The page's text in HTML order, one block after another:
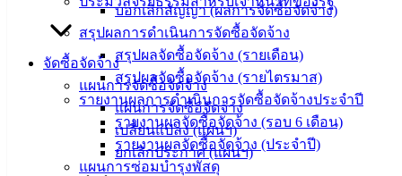
บอกเลิกสัญญา (ผลการจัดซื้อจัดจ้าง)
สรุปผลการดำเนินการจัดซื้อจัดจ้าง
สรุปผลจัดซื้อจัดจ้าง (รายเดือน)
สรุปผลจัดซื้อจัดจ้าง (รายไตรมาส)
รายงานผลการดำเนินการจัดซื้อจัดจ้างประจำปี
รายงานผลจัดซื้อจัดจ้าง (รอบ 6 เดือน)
รายงานผลจัดซื้อจัดจ้าง (ประจำปี)
แผนการซ่อมบำรุงพัสดุ
จัดซื้อจัดจ้าง
แผนการจัดซื้อจัดจ้าง
แผนการจัดซื้อจัดจ้าง
เปลี่ยนแปลง (แผนฯ)
ยกเลิกประกาศ (แผนฯ)
ความรู้
(Knowledge
Management)
สายตรง